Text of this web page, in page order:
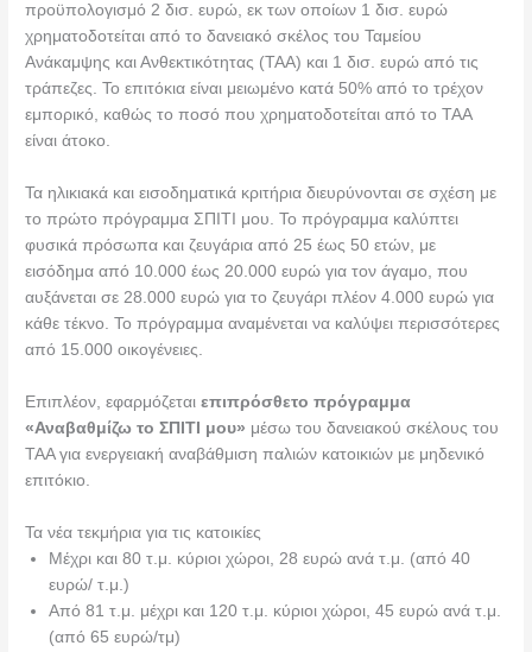
προϋπολογισμό 2 δισ. ευρώ, εκ των οποίων 1 δισ. ευρώ
χρηματοδοτείται από το δανειακό σκέλος του Ταμείου
Ανάκαμψης και Ανθεκτικότητας (ΤΑΑ) και 1 δισ. ευρώ από τις
τράπεζες. Το επιτόκια είναι μειωμένο κατά 50% από το τρέχον
εμπορικό, καθώς το ποσό που χρηματοδοτείται από το ΤΑΑ
είναι άτοκο.
Τα ηλικιακά και εισοδηματικά κριτήρια διευρύνονται σε σχέση με
το πρώτο πρόγραμμα ΣΠΙΤΙ μου. Το πρόγραμμα καλύπτει
φυσικά πρόσωπα και ζευγάρια από 25 έως 50 ετών, με
εισόδημα από 10.000 έως 20.000 ευρώ για τον άγαμο, που
αυξάνεται σε 28.000 ευρώ για το ζευγάρι πλέον 4.000 ευρώ για
κάθε τέκνο. Το πρόγραμμα αναμένεται να καλύψει περισσότερες
από 15.000 οικογένειες.
Επιπλέον, εφαρμόζεταιεπιπρόσθετο πρόγραμμα
«Αναβαθμίζω το ΣΠΙΤΙ μου» μέσω του δανειακού σκέλους του
ΤΑΑ για ενεργειακή αναβάθμιση παλιών κατοικιών με μηδενικό
επιτόκιο.
Τα νέα τεκμήρια για τις κατοικίες
Μέχρι και 80 τ.μ. κύριοι χώροι, 28 ευρώ ανά τ.μ. (από 40
ευρώ/ τ.μ.)
Από 81 τ.μ. μέχρι και 120 τ.μ. κύριοι χώροι, 45 ευρώ ανά τ.μ.
(από 65 ευρώ/τμ)